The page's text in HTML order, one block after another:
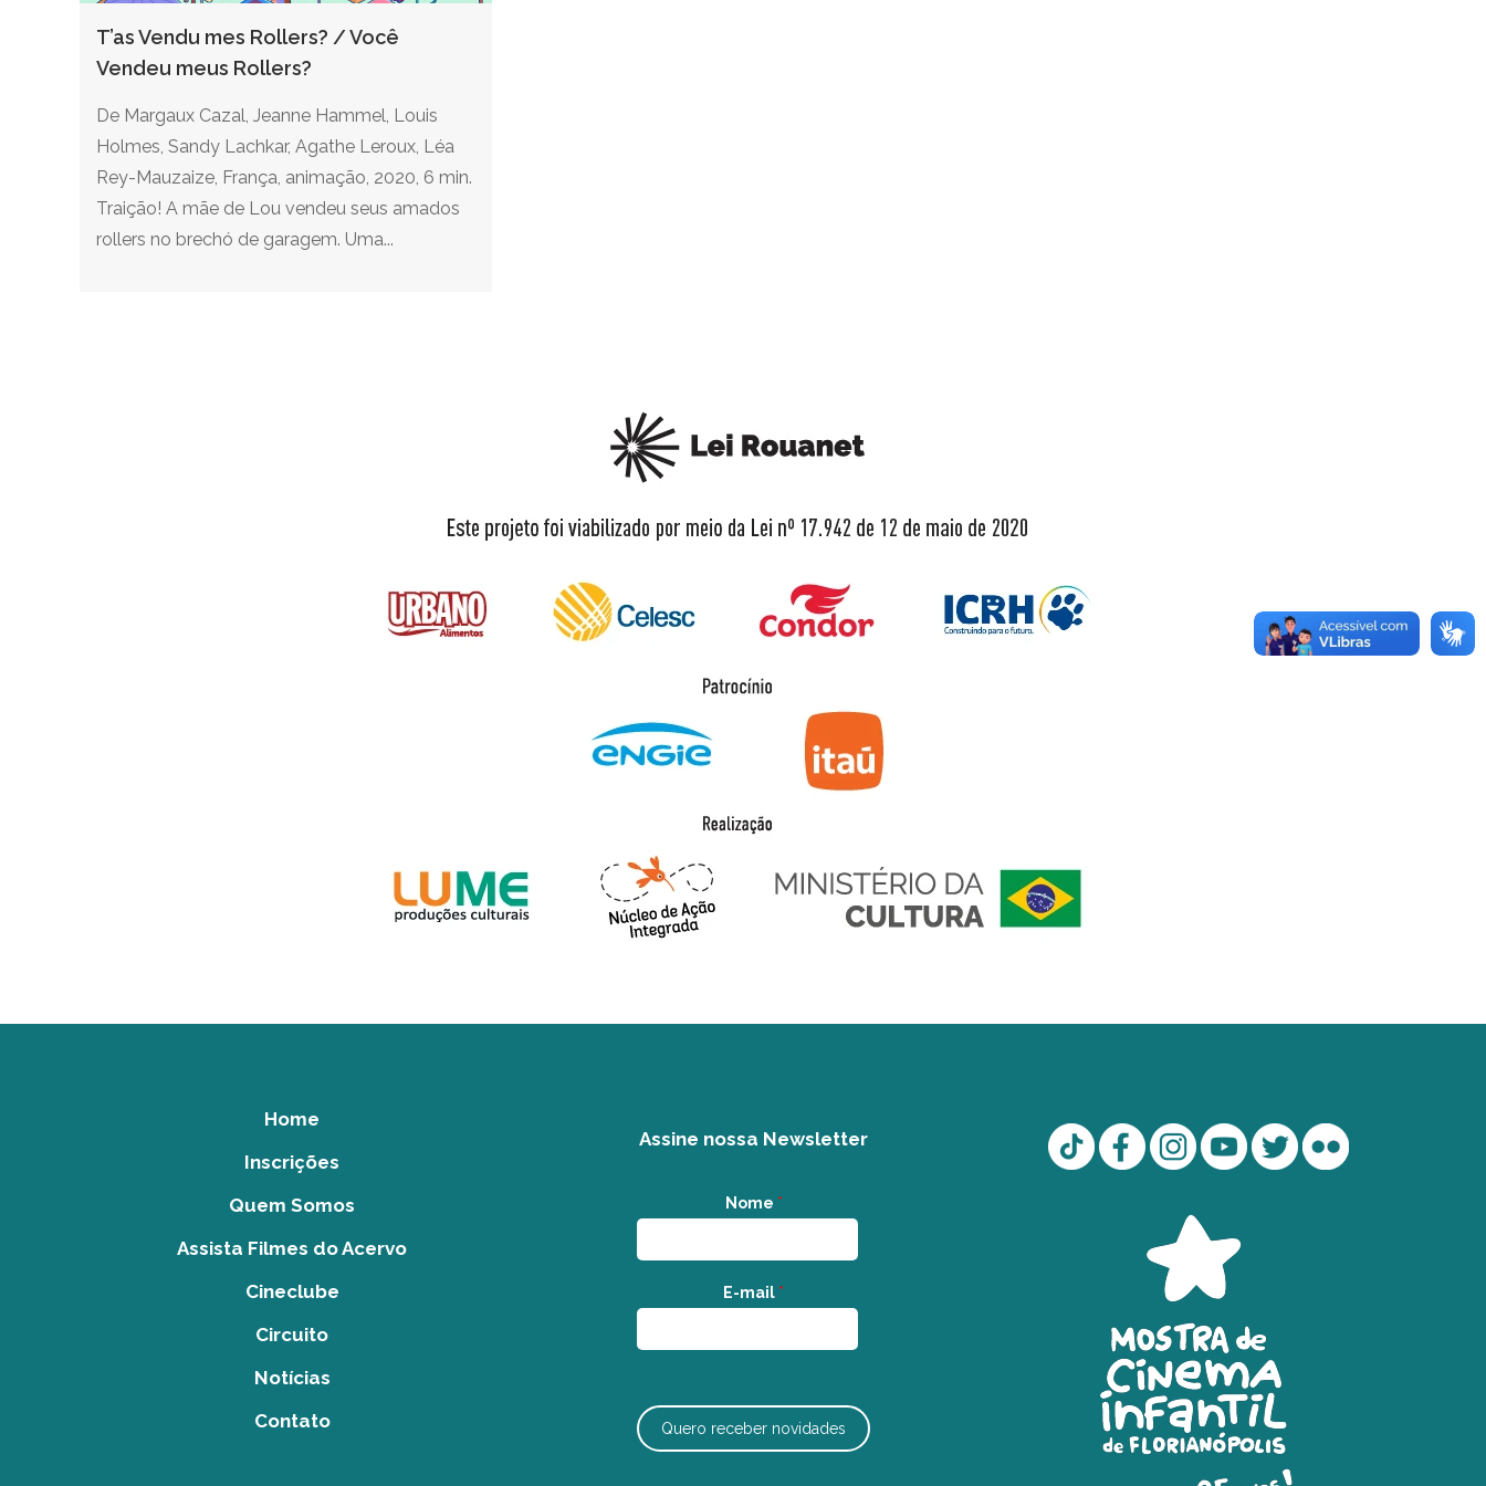
T’as Vendu mes Rollers? / Você
Vendeu meus Rollers?
De Margaux Cazal, Jeanne Hammel, Louis
Holmes, Sandy Lachkar, Agathe Leroux, Léa
Rey-Mauzaize, França, animação, 2020, 6 min.
Traição! A mãe de Lou vendeu seus amados
rollers no brechó de garagem. Uma...
Home
Inscrições
Quem Somos
Assista Filmes do Acervo
Cineclube
Circuito
Notícias
Contato
Assine nossa Newsletter
Nome *
E-mail *
Quero receber novidades